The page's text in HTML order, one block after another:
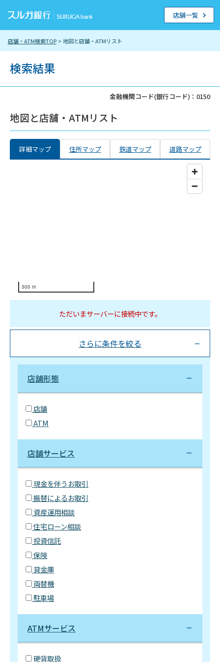
店舗・ATM検索TOP > 地図と店舗・ATMリスト
店舗一覧
検索結果
金融機関コード(銀行コード)：0150
地図と店舗・ATMリスト
詳細マップ 住所マップ 鉄道マップ 道路マップ
300 m
ただいまサーバーに接続中です。
さらに条件を絞る
店舗形態
店舗
ATM
店舗サービス
現金を伴うお取引
振替によるお取引
資産運用相談
住宅ローン相談
投資信託
保険
貸金庫
両替機
駐車場
ATMサービス
硬貨取扱